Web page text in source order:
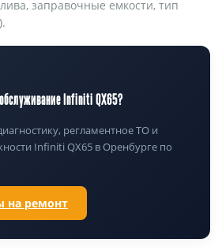
заправочные емкости, тип
обслуживание Infiniti QX65?
регламентное ТО и
Infiniti QX65 в Оренбурге по
на ремонт